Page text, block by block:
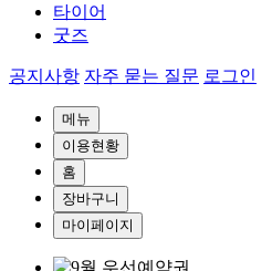
타이어
굿즈
공지사항 자주 묻는 질문 로그인
메뉴
이용현황
홈
장바구니
마이페이지